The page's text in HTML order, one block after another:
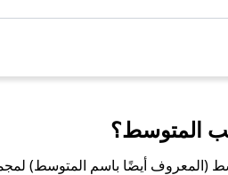
المتوسط؟
​​(المعروف أيضًا باسم المتوسط)